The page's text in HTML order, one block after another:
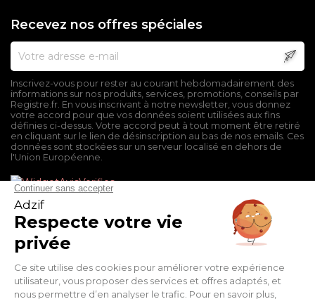
Recevez nos offres spéciales
Inscrivez-vous pour rester au courant hebdomadairement des
informations sur nos produits, services, promotions, conseils par
Registre.fr. En vous inscrivant à notre newsletter, vous donnez
votre accord pour que vos données soient utilisées aux fins
définies ci-dessus. Votre accord peut à tout moment être retiré
en cliquant sur le lien de désinscription au bas de nos emails. Ces
données sont stockées sur un serveur localisé en dehors de
l'Union Européenne.
Conditions générales de vente